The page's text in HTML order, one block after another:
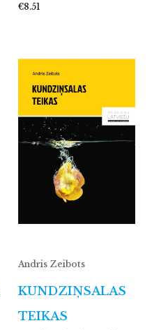
€8.51
Andris Zeibots
KUNDZIŅSALAS
TEIKAS